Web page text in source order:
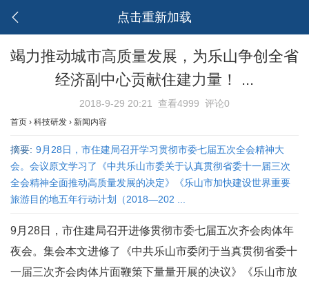
点击重新加载
竭力推动城市高质量发展，为乐山争创全省
经济副中心贡献住建力量！ ...
2018-9-29 20:21 查看4999 评论0
首页 › 科技研发 › 新闻内容
摘要: 9月28日，市住建局召开学习贯彻市委七届五次全会精神大
会。会议原文学习了《中共乐山市委关于认真贯彻省委十一届三次
全会精神全面推动高质量发展的决定》《乐山市加快建设世界重要
旅游目的地五年行动计划（2018—202 ...
9月28日，市住建局召开进修贯彻市委七届五次齐会肉体年
夜会。集会本文进修了《中共乐山市委闭于当真贯彻省委十
一届三次齐会肉体片面鞭策下量量开展的决议》《乐山市放